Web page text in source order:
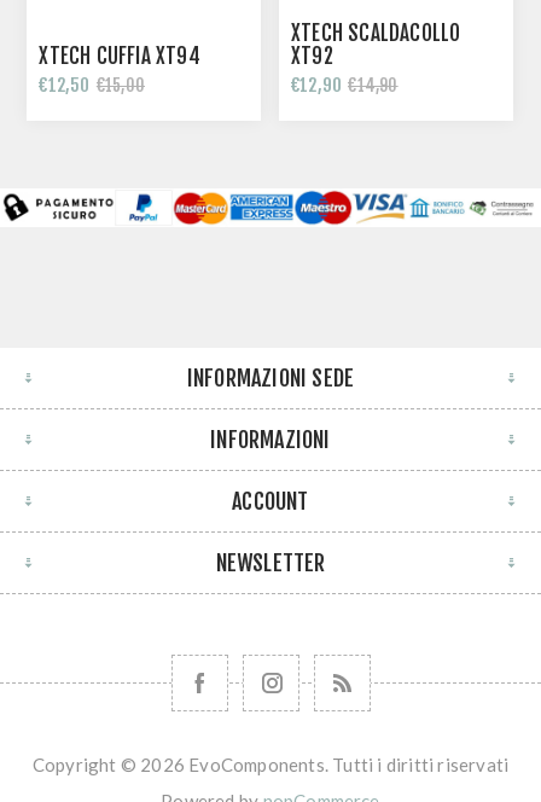
XTECH CUFFIA XT94
€12,50 €15,00
XTECH SCALDACOLLO
XT92
€12,90 €14,90
INFORMAZIONI SEDE
INFORMAZIONI
ACCOUNT
NEWSLETTER
Copyright © 2026 EvoComponents. Tutti i diritti riservati